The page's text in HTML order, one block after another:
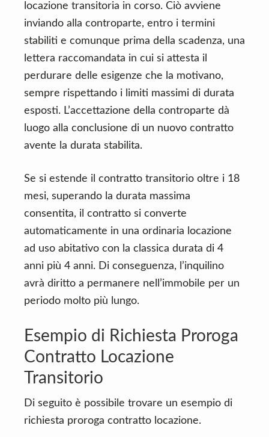
locazione transitoria in corso. Ciò avviene
inviando alla controparte, entro i termini
stabiliti e comunque prima della scadenza, una
lettera raccomandata in cui si attesta il
perdurare delle esigenze che la motivano,
sempre rispettando i limiti massimi di durata
esposti. L’accettazione della controparte dà
luogo alla conclusione di un nuovo contratto
avente la durata stabilita.
Se si estende il contratto transitorio oltre i 18
mesi, superando la durata massima
consentita, il contratto si converte
automaticamente in una ordinaria locazione
ad uso abitativo con la classica durata di 4
anni più 4 anni. Di conseguenza, l’inquilino
avrà diritto a permanere nell’immobile per un
periodo molto più lungo.
Esempio di Richiesta Proroga
Contratto Locazione
Transitorio
Di seguito è possibile trovare un esempio di
richiesta proroga contratto locazione.